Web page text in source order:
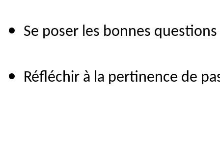
Se poser les bonnes
Réfléchir à la pertinence de